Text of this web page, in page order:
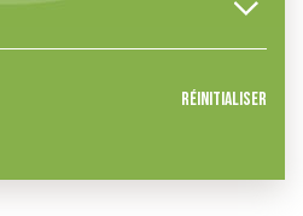
Réinitialiser